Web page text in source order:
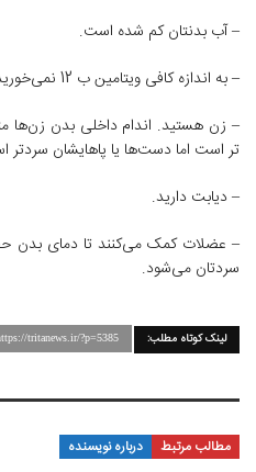
– آب بدنتان کم شده است.
– به اندازه کافی ویتامین ب 12 نمی‌خورید.
– زن هستید. اندام داخلی بدن زن‌ها
تر است اما دست‌ها یا پاهایشان سردتر
– دیابت دارید.
– عضلات کمک می‌کنند تا دمای بدن
سردتان می‌شود.
لینک کوتاه مطلب: tritanews.ir/?p=5385
مطالب مرتبط درباره نویسنده